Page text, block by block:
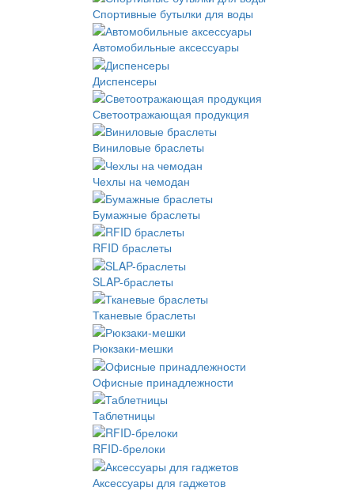
Спортивные бутылки для воды
Автомобильные аксессуары
Диспенсеры
Светоотражающая продукция
Виниловые браслеты
Чехлы на чемодан
Бумажные браслеты
RFID браслеты
SLAP-браслеты
Тканевые браслеты
Рюкзаки-мешки
Офисные принадлежности
Таблетницы
RFID-брелоки
Аксессуары для гаджетов